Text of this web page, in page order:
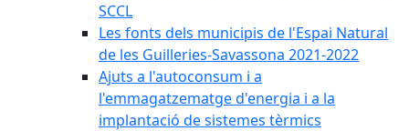
SCCL
Les fonts dels municipis de l'Espai Natural
de les Guilleries-Savassona 2021-2022
Ajuts a l'autoconsum i a
l'emmagatzematge d'energia i a la
implantació de sistemes tèrmics